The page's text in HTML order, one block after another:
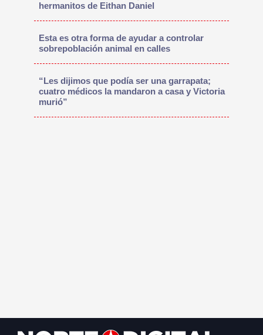
hermanitos de Eithan Daniel
Esta es otra forma de ayudar a controlar
sobrepoblación animal en calles
“Les dijimos que podía ser una garrapata;
cuatro médicos la mandaron a casa y Victoria
murió”